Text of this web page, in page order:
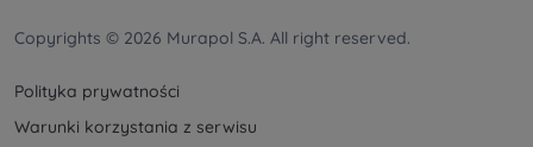
Copyrights © 2026 Murapol S.A. All right reserved.
Polityka prywatności
Warunki korzystania z serwisu